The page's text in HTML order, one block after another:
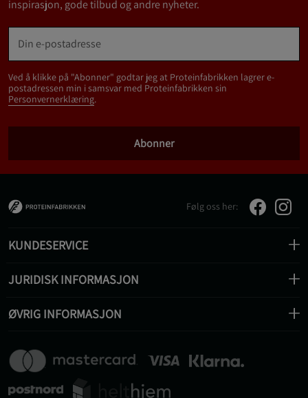
inspirasjon, gode tilbud og andre nyheter.
Ved å klikke på "Abonner" godtar jeg at Proteinfabrikken lagrer e-
postadressen min i samsvar med Proteinfabrikken sin
Personvernerklæring.
Abonner
Følg oss her:
KUNDESERVICE
JURIDISK INFORMASJON
ØVRIG INFORMASJON